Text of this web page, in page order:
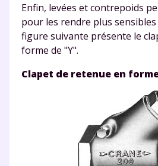
Enfin, levées et contrepoids
pour les rendre plus
figure suivante présente le
forme de "Y".
Clapet de retenue en